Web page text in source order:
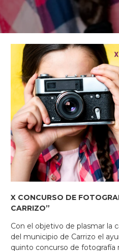
X CONCURSO DE
CARRIZO”
Con el objetivo de plasmar la
del municipio de Carrizo el
quinto concurso de fotografía